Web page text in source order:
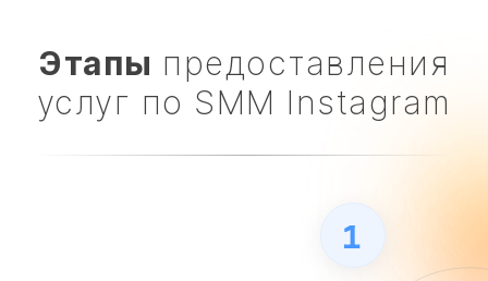
Этапы предоставления
услуг по SMM Instagram
1